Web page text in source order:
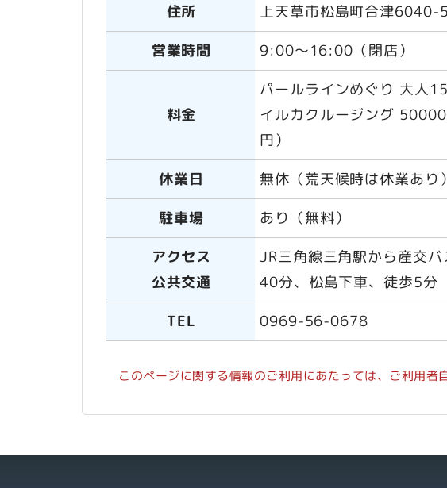
住所
上天草市松島町合津6040-5
営業時間
9:00～16:00（閉店）
料金
パールラインめぐり 大人
イルカクルージング
円）
休業日
無休（荒天候時は休業あり）
駐車場
あり（無料）
アクセス
公共交通
JR三角線三角駅から産交
40分、松島下車、徒歩5分
TEL
0969-56-0678
このページに関する情報のご利用にあたっては、ご利用者